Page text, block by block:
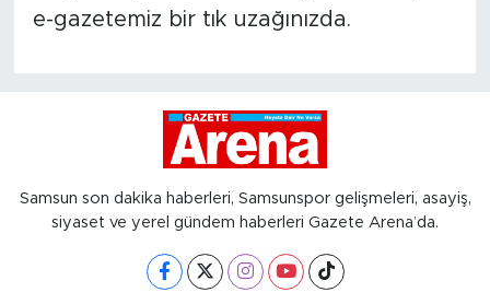
e-gazetemiz bir tık uzağınızda.
Samsun son dakika haberleri, Samsunspor gelişmeleri, asayiş,
siyaset ve yerel gündem haberleri Gazete Arena’da.